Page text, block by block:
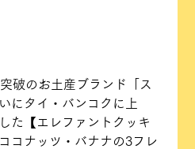
破のお土産ブランド「ス
にタイ・バンコクに上
た【エレファントクッキ
コナッツ・バナナの3フレ